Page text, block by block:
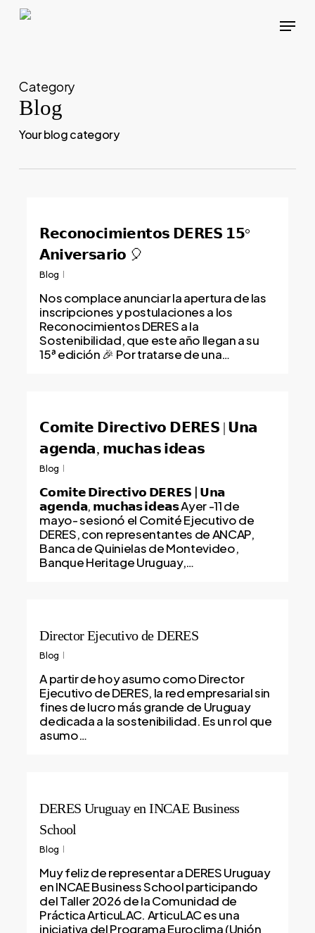
Skip
Menu
Category
Blog
Your blog category
𝗥𝗲𝗰𝗼𝗻𝗼𝗰𝗶𝗺𝗶𝗲𝗻𝘁𝗼𝘀 𝗗𝗘𝗥𝗘𝗦 𝟭𝟱°
𝗔𝗻𝗶𝘃𝗲𝗿𝘀𝗮𝗿𝗶𝗼 🎈
Blog
Nos complace anunciar la apertura de las
inscripciones y postulaciones a los
Reconocimientos DERES a la
Sostenibilidad, que este año llegan a su
15ª edición 🎉 Por tratarse de una…
𝗖𝗼𝗺𝗶𝘁𝗲 𝗗𝗶𝗿𝗲𝗰𝘁𝗶𝘃𝗼 𝗗𝗘𝗥𝗘𝗦 | 𝗨𝗻𝗮
𝗮𝗴𝗲𝗻𝗱𝗮, 𝗺𝘂𝗰𝗵𝗮𝘀 𝗶𝗱𝗲𝗮𝘀
Blog
𝗖𝗼𝗺𝗶𝘁𝗲 𝗗𝗶𝗿𝗲𝗰𝘁𝗶𝘃𝗼 𝗗𝗘𝗥𝗘𝗦 | 𝗨𝗻𝗮
𝗮𝗴𝗲𝗻𝗱𝗮, 𝗺𝘂𝗰𝗵𝗮𝘀 𝗶𝗱𝗲𝗮𝘀 Ayer -11 de
mayo- sesionó el Comité Ejecutivo de
DERES, con representantes de ANCAP,
Banca de Quinielas de Montevideo,
Banque Heritage Uruguay,…
Director Ejecutivo de DERES
Blog
A partir de hoy asumo como Director
Ejecutivo de DERES, la red empresarial sin
fines de lucro más grande de Uruguay
dedicada a la sostenibilidad. Es un rol que
asumo…
DERES Uruguay en INCAE Business
School
Blog
Muy feliz de representar a DERES Uruguay
en INCAE Business School participando
del Taller 2026 de la Comunidad de
Práctica ArticuLAC. ArticuLAC es una
iniciativa del Programa Euroclima (Unión